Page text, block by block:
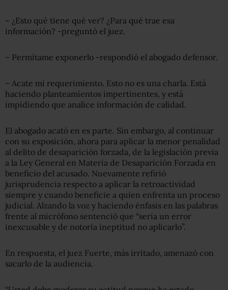
– ¿Esto qué tiene qué ver? ¿Para qué trae esa
información? -preguntó el juez.
– Permítame exponerlo -respondió el abogado defensor.
– Acate mi requerimiento. Esto no es una charla. Está
haciendo planteamientos impertinentes, y está
impidiendo que analice información de calidad.
El abogado acató en es parte. Sin embargo, al continuar
con su exposición, ahora para aplicar la menor penalidad
al delito de desaparición forzada, de la legislación previa
a la Ley General en Materia de Desaparición Forzada en
beneficio del acusado. Nuevamente refirió
jurisprudencia respecto a aplicar la retroactividad
siempre y cuando beneficie a quien enfrenta un proceso
judicial. Alzando la voz y haciendo énfasis en las palabras
frente al micrófono sentenció que “sería un error
inexcusable y de notoria ineptitud no aplicarlo”.
En respuesta, el juez Fuerte, más irritado, amenazó con
sacarlo de la audiencia.